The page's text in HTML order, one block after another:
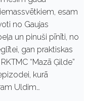
esam
no Gaujas
un pinuši pīnīti, no
gan praktiskas
“Mazā Ģilde”
kurā
Uldim…